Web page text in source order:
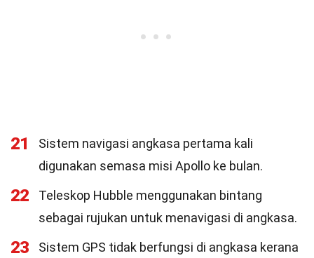
21
Sistem navigasi angkasa pertama kali
digunakan semasa misi Apollo ke bulan.
22
Teleskop Hubble menggunakan bintang
sebagai rujukan untuk menavigasi di angkasa.
23
Sistem GPS tidak berfungsi di angkasa kerana